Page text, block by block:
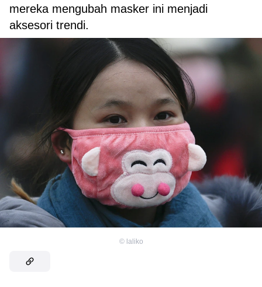
mereka mengubah masker ini menjadi
aksesori trendi.
© laliko